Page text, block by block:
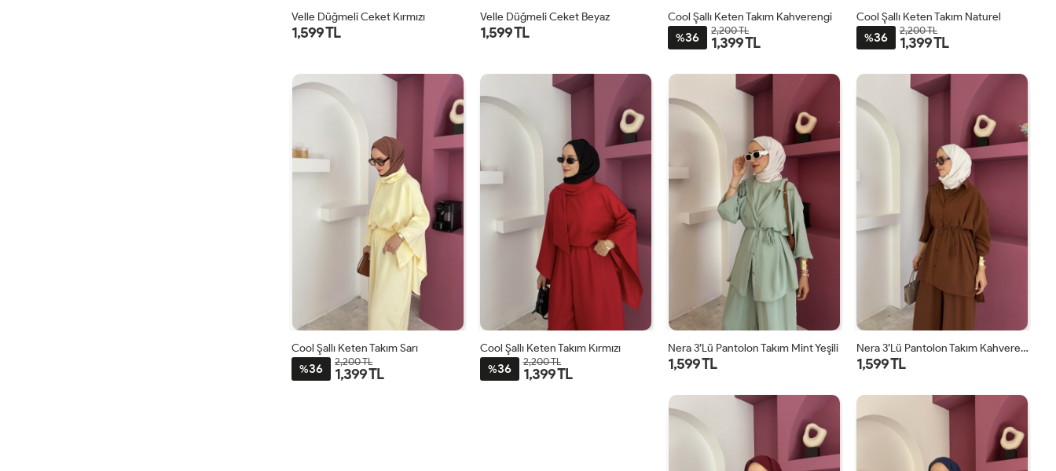
Velle Düğmeli Ceket Kırmızı
1,599 TL
Velle Düğmeli Ceket Beyaz
1,599 TL
Cool Şallı Keten Takım Kahverengi
%36 2,200 TL
1,399 TL
Cool Şallı Keten Takım Naturel
%36 2,200 TL
1,399 TL
Cool Şallı Keten Takım Sarı
%36 2,200 TL
1,399 TL
Cool Şallı Keten Takım Kırmızı
%36 2,200 TL
1,399 TL
STD
Nera 3’lü Pantolon Takım Mint Yeşili
1,599 TL
STD
Nera 3’lü Pantolon Takım Kahverengi
1,599 TL